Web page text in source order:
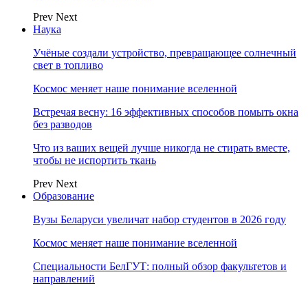
Prev Next
Наука
Учёные создали устройство, превращающее солнечный
свет в топливо
Космос меняет наше понимание вселенной
Встречая весну: 16 эффективных способов помыть окна
без разводов
Что из ваших вещей лучше никогда не стирать вместе,
чтобы не испортить ткань
Prev Next
Образование
Вузы Беларуси увеличат набор студентов в 2026 году
Космос меняет наше понимание вселенной
Специальности БелГУТ: полный обзор факультетов и
направлений